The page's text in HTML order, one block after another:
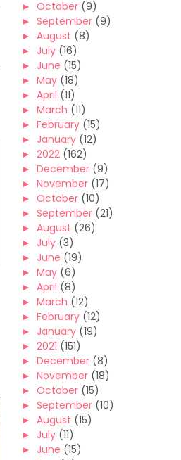
► October (9)
► September (9)
► August (8)
► July (16)
► June (15)
► May (18)
► April (11)
► March (11)
► February (15)
► January (12)
► 2022 (162)
► December (9)
► November (17)
► October (10)
► September (21)
► August (26)
► July (3)
► June (19)
► May (6)
► April (8)
► March (12)
► February (12)
► January (19)
► 2021 (151)
► December (8)
► November (18)
► October (15)
► September (10)
► August (15)
► July (11)
► June (15)